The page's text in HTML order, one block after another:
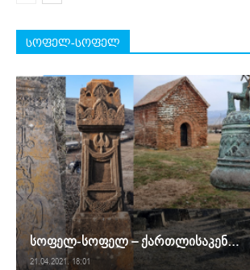
სოფელ-სოფელ
სოფელ-სოფელ – ქართლისაკენ…
21.04.2021. 18:01